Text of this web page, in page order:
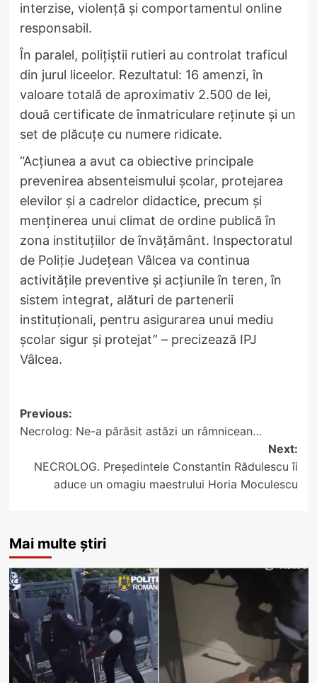
interzise, violență și comportamentul online
responsabil.
În paralel, polițiștii rutieri au controlat traficul
din jurul liceelor. Rezultatul: 16 amenzi, în
valoare totală de aproximativ 2.500 de lei,
două certificate de înmatriculare reținute și un
set de plăcuțe cu numere ridicate.
“Acțiunea a avut ca obiective principale
prevenirea absenteismului școlar, protejarea
elevilor și a cadrelor didactice, precum și
menținerea unui climat de ordine publică în
zona instituțiilor de învățământ. Inspectoratul
de Poliție Județean Vâlcea va continua
activitățile preventive și acțiunile în teren, în
sistem integrat, alături de partenerii
instituționali, pentru asigurarea unui mediu
școlar sigur și protejat” – precizează IPJ
Vâlcea.
Post
navigation
Previous:
Necrolog: Ne-a părăsit astăzi un râmnicean…
Next:
NECROLOG. Președintele Constantin Rădulescu îi
aduce un omagiu maestrului Horia Moculescu
Mai multe știri